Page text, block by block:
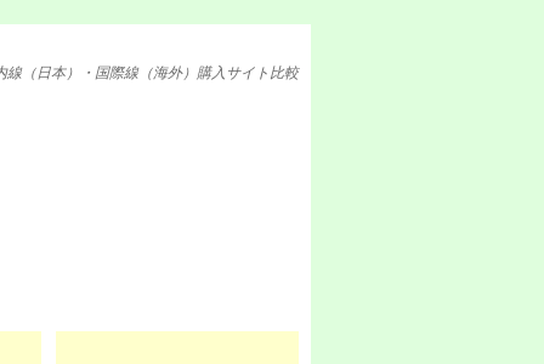
（日本）・国際線（海外）購入サイト比較